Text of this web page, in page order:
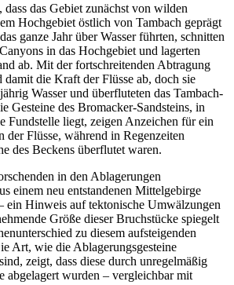
dass das Gebiet zunächst von wilden
Hochgebiet östlich von Tambach geprägt
ganze Jahr über Wasser führten, schnitten
in das Hochgebiet und lagerten
ab. Mit der fortschreitenden Abtragung
damit die Kraft der Flüsse ab, doch sie
Wasser und überfluteten das Tambach-
Gesteine des Bromacker-Sandsteins, in
Fundstelle liegt, zeigen Anzeichen für ein
der Flüsse, während in Regenzeiten
des Beckens überflutet waren.
in den Ablagerungen
einem neu entstandenen Mittelgebirge
ein Hinweis auf tektonische Umwälzungen
Größe dieser Bruchstücke spiegelt
zu diesem aufsteigenden
Art, wie die Ablagerungsgesteine
zeigt, dass diese durch unregelmäßig
abgelagert wurden – vergleichbar mit